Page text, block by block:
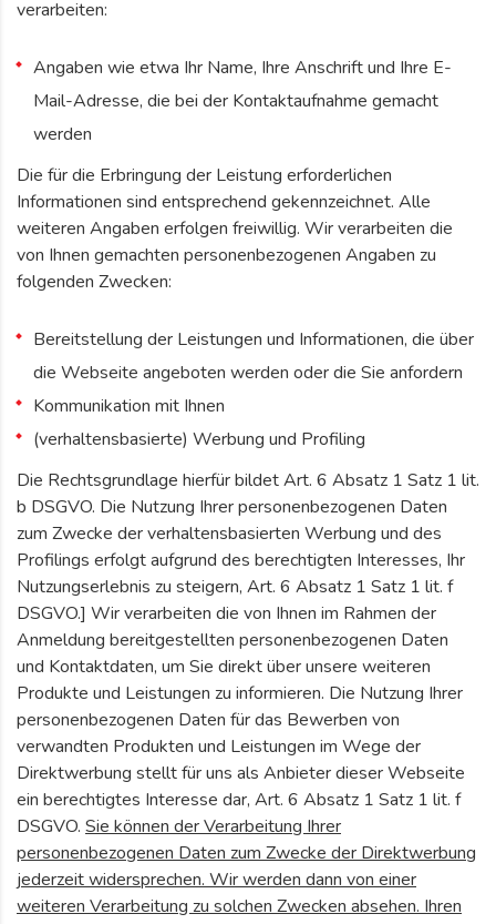
verarbeiten:
Angaben wie etwa Ihr Name, Ihre Anschrift und Ihre E-
Mail-Adresse, die bei der Kontaktaufnahme gemacht
werden
Die für die Erbringung der Leistung erforderlichen
Informationen sind entsprechend gekennzeichnet. Alle
weiteren Angaben erfolgen freiwillig. Wir verarbeiten die
von Ihnen gemachten personenbezogenen Angaben zu
folgenden Zwecken:
Bereitstellung der Leistungen und Informationen, die über
die Webseite angeboten werden oder die Sie anfordern
Kommunikation mit Ihnen
(verhaltensbasierte) Werbung und Profiling
Die Rechtsgrundlage hierfür bildet Art. 6 Absatz 1 Satz 1 lit.
b DSGVO. Die Nutzung Ihrer personenbezogenen Daten
zum Zwecke der verhaltensbasierten Werbung und des
Profilings erfolgt aufgrund des berechtigten Interesses, Ihr
Nutzungserlebnis zu steigern, Art. 6 Absatz 1 Satz 1 lit. f
DSGVO.] Wir verarbeiten die von Ihnen im Rahmen der
Anmeldung bereitgestellten personenbezogenen Daten
und Kontaktdaten, um Sie direkt über unsere weiteren
Produkte und Leistungen zu informieren. Die Nutzung Ihrer
personenbezogenen Daten für das Bewerben von
verwandten Produkten und Leistungen im Wege der
Direktwerbung stellt für uns als Anbieter dieser Webseite
ein berechtigtes Interesse dar, Art. 6 Absatz 1 Satz 1 lit. f
DSGVO. Sie können der Verarbeitung Ihrer
personenbezogenen Daten zum Zwecke der Direktwerbung
jederzeit widersprechen. Wir werden dann von einer
weiteren Verarbeitung zu solchen Zwecken absehen. Ihren